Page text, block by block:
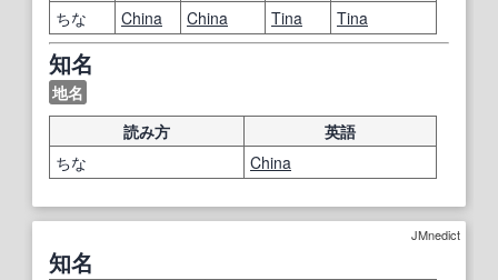
ちな
China China Tina Tina
知名
地名
読み方
英語
ちな
China
JMnedict
知名